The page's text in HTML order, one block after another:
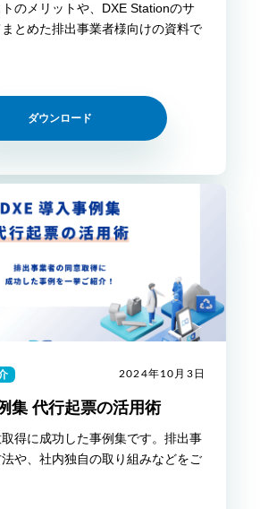
のメリットや、DXE Stationのサ
とめた排出事業者様向けの資料で
ダウンロード
2024年10月3日
集 代行起票の活用術
得に成功した事例集です。排出事
や、社内独自の取り組みなどをご